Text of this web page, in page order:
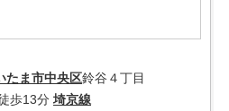
たま市中央区鈴谷４丁目
歩13分 埼京線